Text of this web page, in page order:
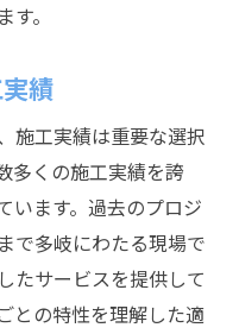
。
績
施工実績は重要な選択
多くの施工実績を誇
います。過去のプロジ
で多岐にわたる現場で
たサービスを提供して
との特性を理解した適